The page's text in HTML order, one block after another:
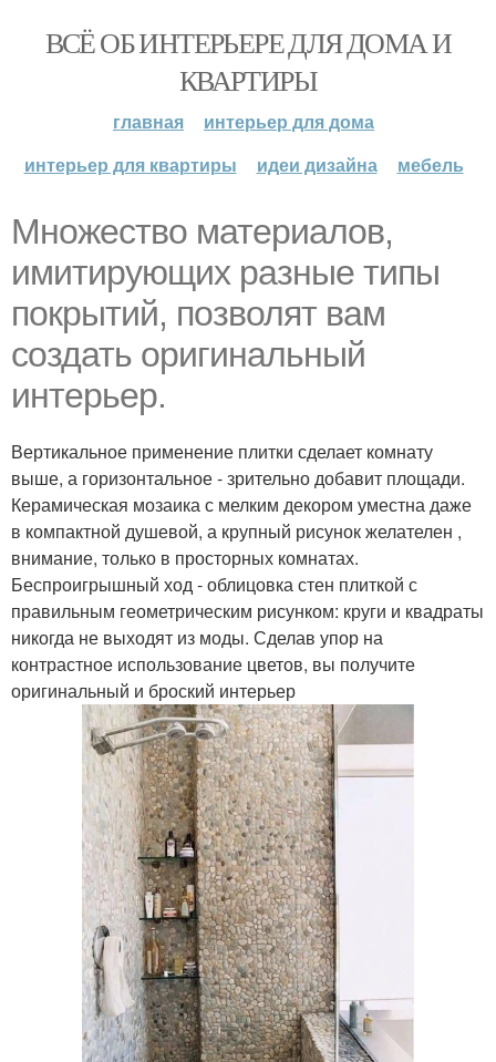
ВСЁ ОБ ИНТЕРЬЕРЕ ДЛЯ ДОМА И
КВАРТИРЫ
главная
интерьер для дома
интерьер для квартиры
идеи дизайна мебель
Множество материалов,
имитирующих разные типы
покрытий, позволят вам
создать оригинальный
интерьер.
Вертикальное применение плитки сделает комнату
выше, а горизонтальное - зрительно добавит площади.
Керамическая мозаика с мелким декором уместна даже
в компактной душевой, а крупный рисунок желателен ,
внимание, только в просторных комнатах.
Беспроигрышный ход - облицовка стен плиткой с
правильным геометрическим рисунком: круги и квадраты
никогда не выходят из моды. Сделав упор на
контрастное использование цветов, вы получите
оригинальный и броский интерьер